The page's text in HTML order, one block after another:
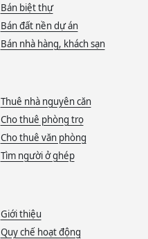
Bán biệt thự
Bán đất nền dự án
Bán nhà hàng, khách sạn
Thuê nhà nguyên căn
Cho thuê phòng trọ
Cho thuê văn phòng
Tìm người ở ghép
Giới thiệu
Quy chế hoạt động